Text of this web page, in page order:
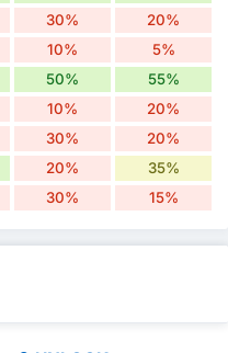
30% 20%
10% 5%
50% 55%
10% 20%
30% 20%
20% 35%
30% 15%